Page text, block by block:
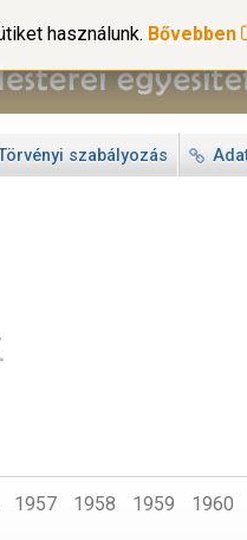
szabályozás
használunk. Bővebben
1957 1958 1959 1960